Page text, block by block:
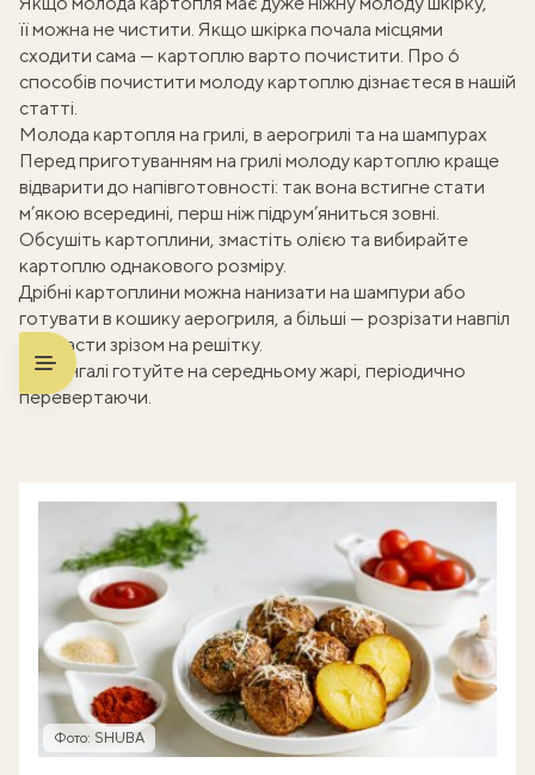
її можна не чистити. Якщо шкірка почала місцями
сходити сама — картоплю варто почистити. Про 6
способів почистити молоду картоплюдізнаєтеся в нашій
статті.
Молода картопля на грилі, в аерогрилі та на шампурах
Перед приготуванням на грилі молоду картоплю краще
відварити до напівготовності: так вона встигне стати
м’якою всередині, перш ніж підрум’яниться зовні.
Обсушіть картоплини, змастіть олією та вибирайте
картоплю однакового розміру.
Дрібні картоплини можна нанизати на шампури або
готувати в кошику аерогриля, а більші — розрізати навпіл
і викласти зрізом на решітку.
На мангалі готуйте на середньому жарі, періодично
перевертаючи.
Фото: SHUBA